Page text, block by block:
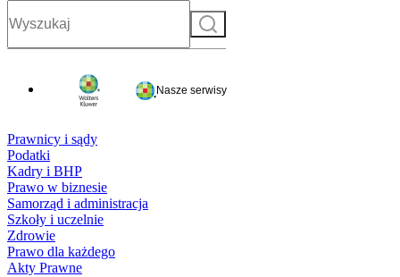
Szukaj
Nasze serwisy
Prawnicy i sądy
Podatki
Kadry i BHP
Prawo w biznesie
Samorząd i administracja
Szkoły i uczelnie
Zdrowie
Prawo dla każdego
Akty Prawne